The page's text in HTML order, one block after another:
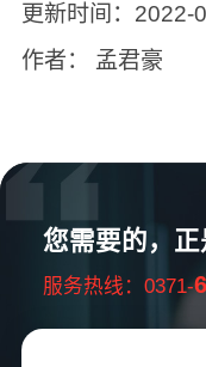
更新时间：2022-
作者： 孟君豪
您需要的，
服务热线：0371-